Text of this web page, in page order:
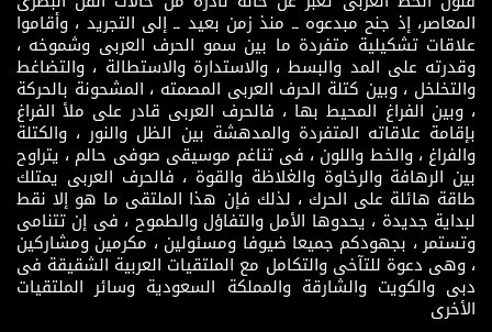
المعاصر، إذ جنح مبدعوه ــ منذ زمن بعيد ــ إلى التجريد ، وأقاموا
علاقات تشكيلية متفردة ما بين سمو الحرف العربى وشموخه ،
وقدرته على المد والبسط ، والاستدارة والاستطالة ، والتضاغط
والتخلخل ، وبين كتلة الحرف العربى المصمته ، المشحونة بالحركة
، وبين الفراغ المحيط بها ، فالحرف العربى قادر على ملأ الفراغ
بإقامة علاقاته المتفردة والمدهشة بين الظل والنور ، والكتلة
والفراغ ، والخط واللون ، فى تناغم موسيقى صوفى حالم ، يتراوح
بين الرهافة والرخاوة والغلاظة والقوة ، فالحرف العربى يمتلك
طاقة هائلة على الحرك ، لذلك فإن هذا الملتقى ما هو إلا نقط
لبداية جديدة ، يحدوها الأمل والتفاؤل والطموح ، فى إن تتنامى
وتستمر ، بجهودكم جميعا ضيوفا ومسئولين ، مكرمين ومشاركين
، وهى دعوة للتآخى والتكامل مع الملتقيات العربية الشقيقة فى
دبى والكويت والشارقة والمملكة السعودية وسائر الملتقيات
الأخرى